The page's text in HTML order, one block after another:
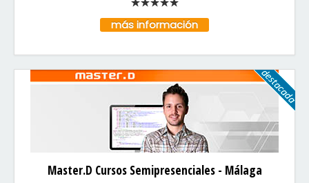
más información
Master.D Cursos Semipresenciales - Málaga